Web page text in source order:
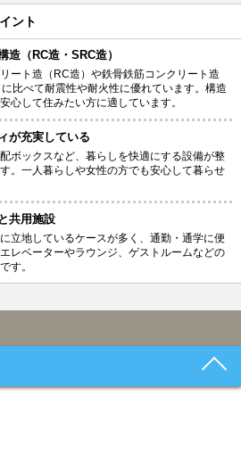
ント
造（RC造・SRC造）
ート造（RC造）や鉄骨鉄筋コンクリート造
比べて耐震性や耐火性に優れています。構造
心して住みたい方に適しています。
が充実している
ボックスなど、暮らしを快適にする設備が整
。一人暮らしや女性の方でも安心して暮らせ
共用施設
立地しているケースが多く、通勤・通学に便
レベーターやラウンジ、ゲストルームなどの
す。